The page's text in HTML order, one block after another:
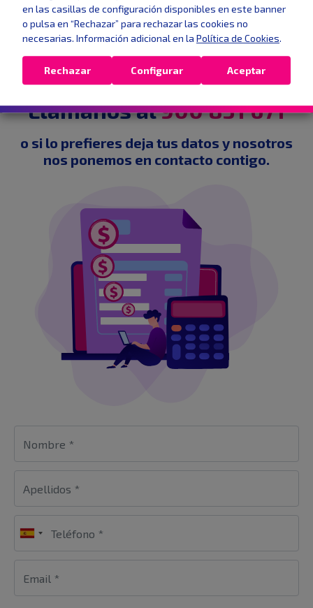
Ponte en contacto con nosotros y
encontraremos latarifa que mejor se
adapte
a tus necesidades.
Llámanos al900 831 671
o si lo prefieres deja tus datos y nosotros
nos ponemos en contacto contigo.
en las casillas de configuración disponibles en este banner
o pulsa en “Rechazar” para rechazar las cookies no
necesarias. Información adicional en la Política de Cookies.
Rechazar Configurar Aceptar